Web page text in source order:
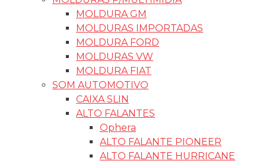
MOLDURA GM
MOLDURAS IMPORTADAS
MOLDURA FORD
MOLDURAS VW
MOLDURA FIAT
SOM AUTOMOTIVO
CAIXA SLIN
ALTO FALANTES
Ophera
ALTO FALANTE PIONEER
ALTO FALANTE HURRICANE